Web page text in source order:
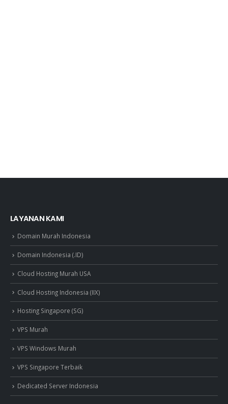
LAYANAN KAMI
Domain Murah Indonesia
Domain Indonesia (.ID)
Cloud Hosting Murah USA
Cloud Hosting Indonesia (IIX)
Hosting Singapore (SG)
VPS Murah
VPS Windows Murah
VPS Singapore Terbaik
Dedicated Server Indonesia